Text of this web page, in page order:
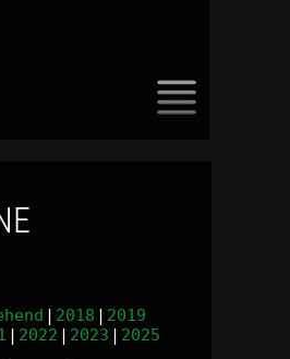
2018
2019
2022 2023 2025